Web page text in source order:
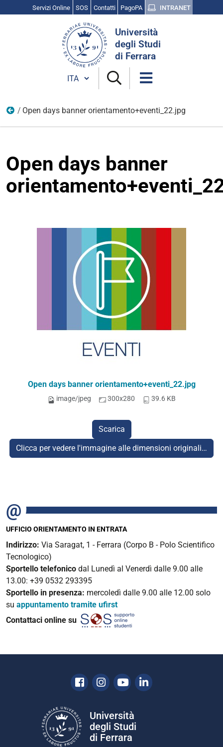
Servizi Online SOS Contatti PagoPA INTRANET
Università
degli Studi
di Ferrara
Cambia lingua
img
Open days banner orientamento+eventi_22.jpg
Open days banner
Open days banner orientamento+eventi_22.jpg
image/jpeg 300x280 39.6 KB
Scarica
Clicca per vedere l'immagine alle dimensioni originali…
UFFICIO ORIENTAMENTO IN ENTRATA
Indirizzo: Via Saragat, 1 - Ferrara (Corpo B - Polo Scientifico
Tecnologico)
Sportello telefonico dal Lunedì al Venerdì dalle 9.00 alle
13.00: +39 0532 293395
Sportello in presenza: mercoledì dalle 9.00 alle 12.00 solo
su appuntamento tramite ufirst
Contattaci online su
Facebook
Instagram
YoutubeLinkedin
Università
degli Studi
di Ferrara